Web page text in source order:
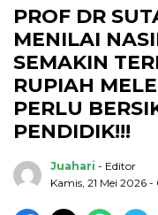
PROF DR
MENILAI
SEMAKIN
RUPIAH
PERLU
PENDIDIK!!!
Juahari - Editor
Kamis, 21 Mei 2026